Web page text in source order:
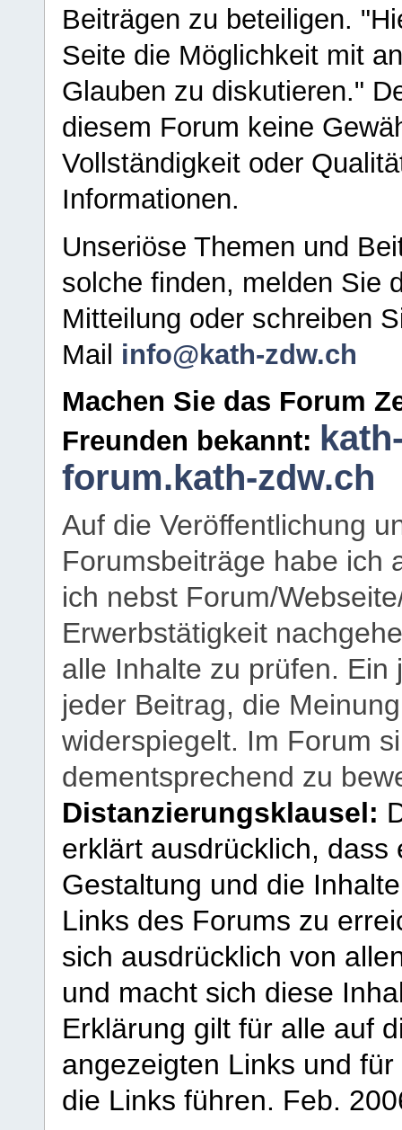
Beiträgen zu beteiligen.
Seite die Möglichkeit mit
Glauben zu diskutieren."
diesem Forum keine
Vollständigkeit oder
Informationen.
Unseriöse Themen und
solche finden, melden Sie
Mitteilung oder schreiben
Mail info@kath-zdw.ch
Machen Sie das Forum
Freunden bekannt:
forum.kath-zdw.ch
Auf die Veröffentlichung
Forumsbeiträge habe ich
ich nebst Forum/
Erwerbstätigkeit
alle Inhalte zu prüfen.
jeder Beitrag, die
widerspiegelt. Im Forum
dementsprechend zu
Distanzierungsklausel:
erklärt ausdrücklich,
Gestaltung und die
Links des Forums zu
sich ausdrücklich von
und macht sich diese
Erklärung gilt für alle auf
angezeigten Links und
die Links führen. Feb.